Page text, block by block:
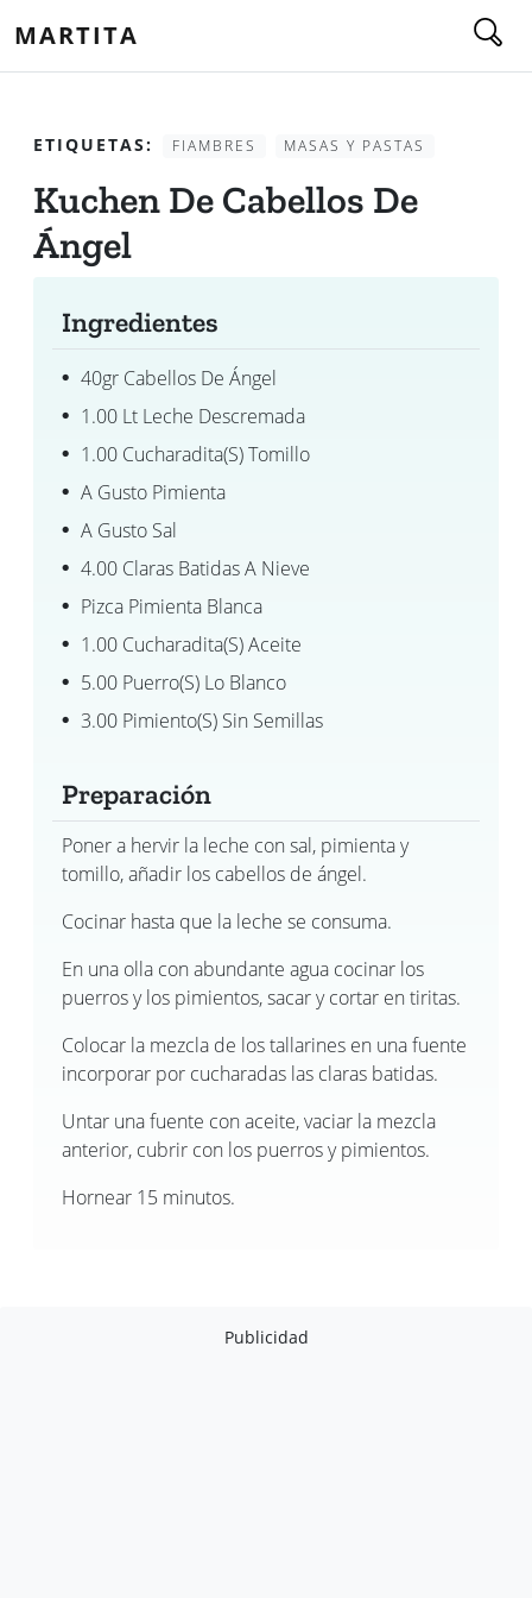
MARTITA
ETIQUETAS: FIAMBRES MASAS Y PASTAS
Kuchen De Cabellos De
Ángel
Ingredientes
40gr Cabellos De Ángel
1.00 Lt Leche Descremada
1.00 Cucharadita(s) Tomillo
A Gusto Pimienta
A Gusto Sal
4.00 Claras Batidas A Nieve
Pizca Pimienta Blanca
1.00 Cucharadita(s) Aceite
5.00 Puerro(s) Lo Blanco
3.00 Pimiento(s) Sin Semillas
Preparación
Poner a hervir la leche con sal, pimienta y
tomillo, añadir los cabellos de ángel.
Cocinar hasta que la leche se consuma.
En una olla con abundante agua cocinar los
puerros y los pimientos, sacar y cortar en tiritas.
Colocar la mezcla de los tallarines en una fuente
incorporar por cucharadas las claras batidas.
Untar una fuente con aceite, vaciar la mezcla
anterior, cubrir con los puerros y pimientos.
Hornear 15 minutos.
Publicidad